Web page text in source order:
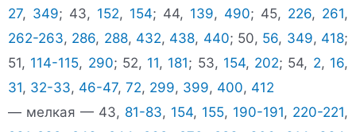
27, 349; 43, 152, 154; 44, 139, 490; 45, 226, 261,
262-263, 286, 288, 432, 438, 440; 50, 56, 349, 418;
51, 114-115, 290; 52, 11, 181; 53, 154, 202; 54, 2, 16,
31, 32-33, 46-47, 72, 299, 399, 400, 412
— мелкая — 43, 81-83, 154, 155, 190-191, 220-221,